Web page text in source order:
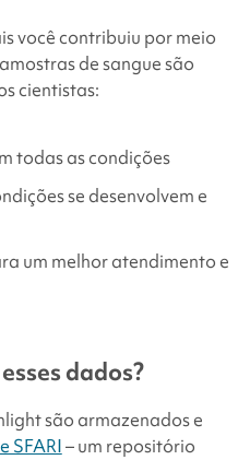
você contribuiu por meio
de sangue são
cientistas:
todas as condições
se desenvolvem e
um melhor atendimento e
dados?
são armazenados e
SFARI– um repositório